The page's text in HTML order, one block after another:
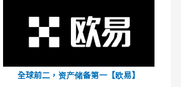
全球前二，资产储备第一【欧易】